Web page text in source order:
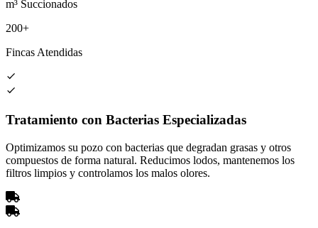
m³ Succionados
200+
Fincas Atendidas
Tratamiento con Bacterias Especializadas
Optimizamos su pozo con bacterias que degradan grasas y otros
compuestos de forma natural. Reducimos lodos, mantenemos los
filtros limpios y controlamos los malos olores.